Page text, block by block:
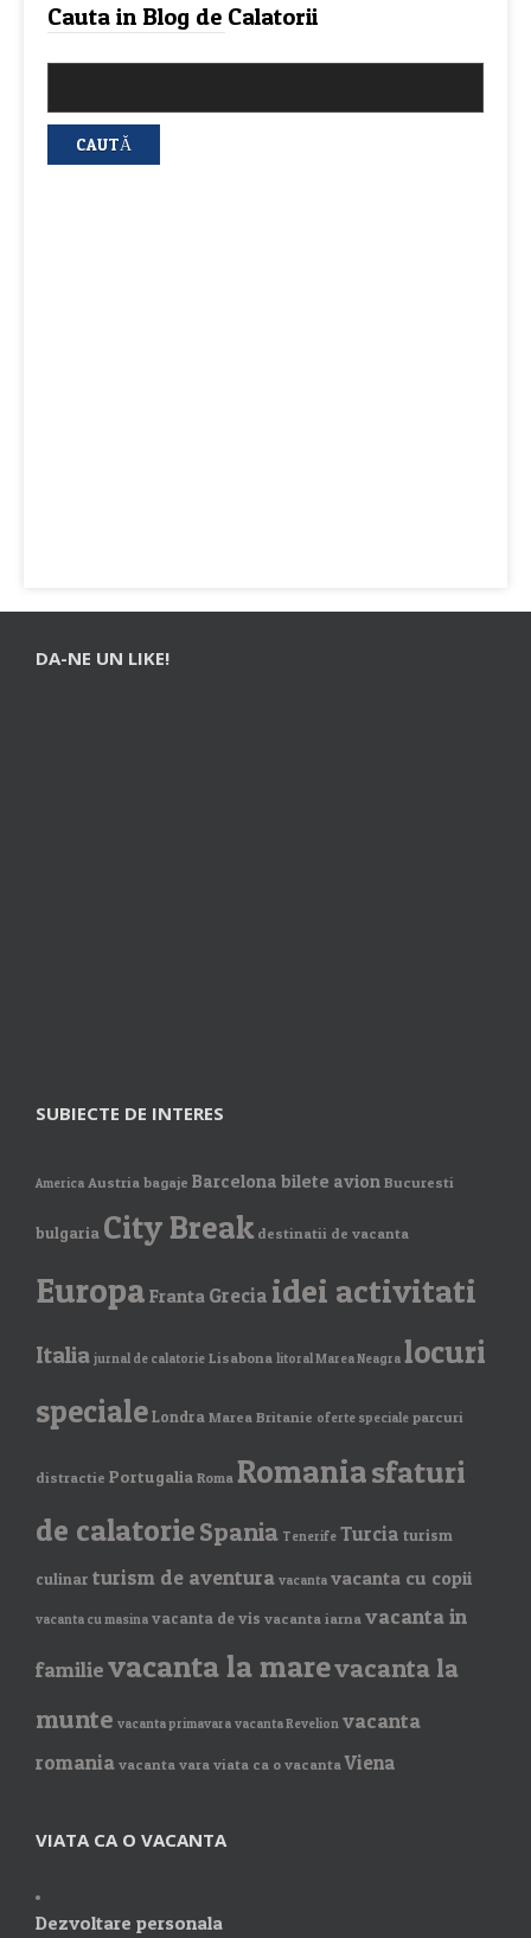
Cauta in Blog de Calatorii
DA-NE UN LIKE!
SUBIECTE DE INTERES
America Austria bagaje Barcelona bilete avion Bucuresti
bulgaria City Break destinatii de vacanta
Europa Franta Grecia idei activitati
Italia jurnal de calatorie Lisabona litoral Marea Neagra locuri
specialeLondra Marea Britanie oferte speciale parcuri
distractie Portugalia Roma Romaniasfaturi
de calatorieSpania Tenerife Turcia turism
culinar turism de aventura vacanta vacanta cu copii
vacanta cu masina vacanta de vis vacanta iarna vacanta in
familievacanta la marevacanta la
munte vacanta primavara vacanta Revelion vacanta
romania vacanta vara viata ca o vacanta Viena
VIATA CA O VACANTA
Dezvoltare personala